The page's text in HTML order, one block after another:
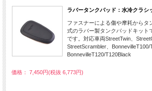
ラバータンクパッド：水冷クラシ
ファスナーによる傷や摩耗からタ
式のラバー製タンクパッドキット
です。対応車両StreetTwin、
StreetScrambler、BonnevilleT100/
BonnevilleT120/T120Black
価格： 7,450円(税抜 6,773円)